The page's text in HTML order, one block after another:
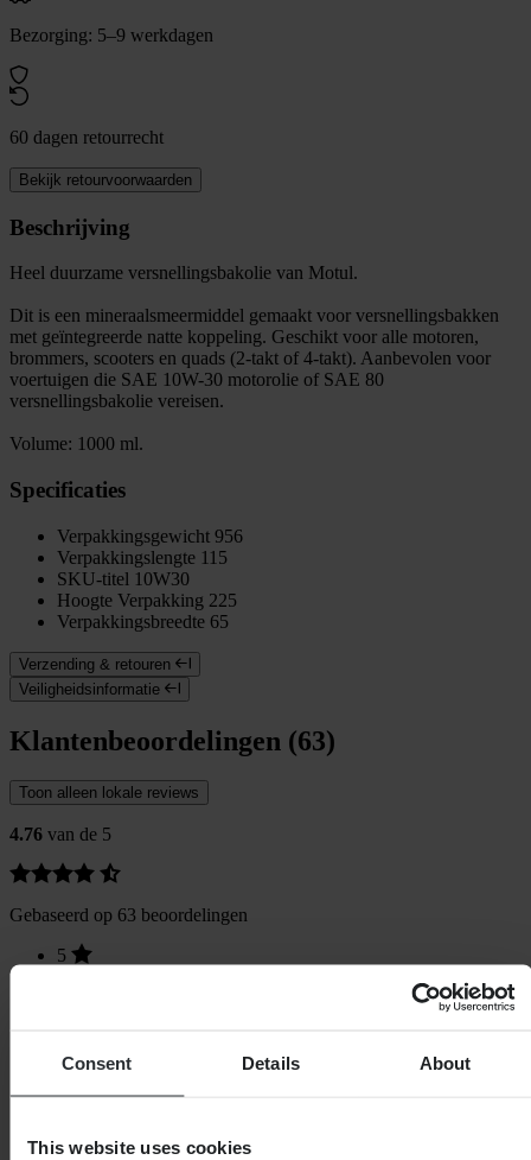
Consent Details About
This website uses cookies
Bezorging: 5–9 werkdagen
60 dagen retourrecht
Bekijk retourvoorwaarden
Beschrijving
Heel duurzame versnellingsbakolie van Motul.
Dit is een mineraalsmeermiddel gemaakt voor versnellingsbakken
met geïntegreerde natte koppeling. Geschikt voor alle motoren,
brommers, scooters en quads (2-takt of 4-takt). Aanbevolen voor
voertuigen die SAE 10W-30 motorolie of SAE 80
versnellingsbakolie vereisen.
Volume: 1000 ml.
Specificaties
Verpakkingsgewicht 956
Verpakkingslengte 115
SKU-titel 10W30
Hoogte Verpakking 225
Verpakkingsbreedte 65
Verzending & retouren
Veiligheidsinformatie
Klantenbeoordelingen (63)
Toon alleen lokale reviews
4.76 van de 5
Gebaseerd op 63 beoordelingen
5
4
0